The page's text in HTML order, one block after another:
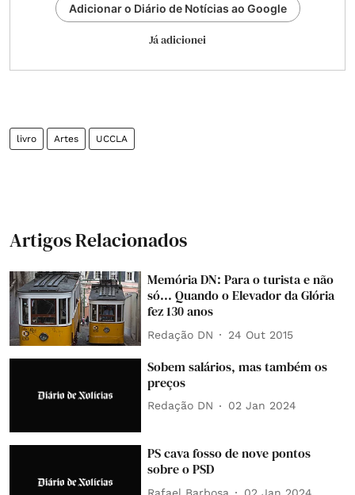
Adicionar o Diário de Notícias ao Google
Já adicionei
livro Artes UCCLA
Artigos Relacionados
Memória DN: Para o turista e não
só... Quando o Elevador da Glória
fez 130 anos
Redação DN 24 Out 2015
Sobem salários, mas também os
preços
Redação DN 02 Jan 2024
PS cava fosso de nove pontos
sobre o PSD
Rafael Barbosa 02 Jan 2024